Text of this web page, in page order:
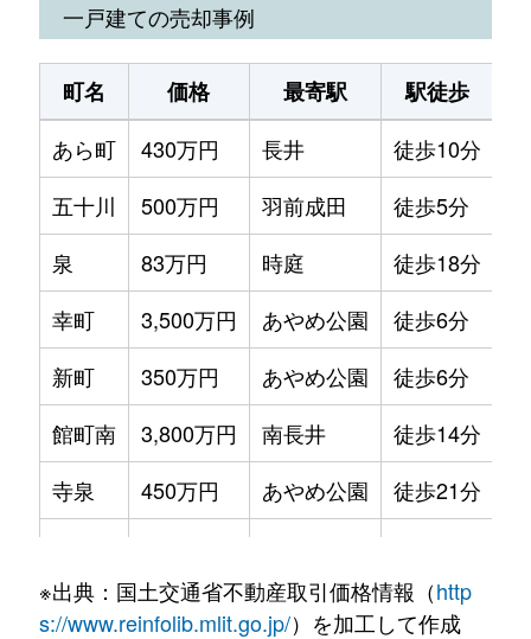
一戸建ての売却事例
町名 価格 最寄駅 駅徒歩
あら町
430万円 長井 徒歩10分
五十川
500万円 羽前成田 徒歩5分
泉
83万円 時庭 徒歩18分
幸町
3,500万円 あやめ公園 徒歩6分
新町
350万円 あやめ公園 徒歩6分
館町南
3,800万円 南長井 徒歩14分
寺泉
450万円 あやめ公園 徒歩21分
成田
460万円 あやめ公園 徒歩19分
※出典：国土交通省不動産取引価格情報（http
s://www.reinfolib.mlit.go.jp/）を加工して作成